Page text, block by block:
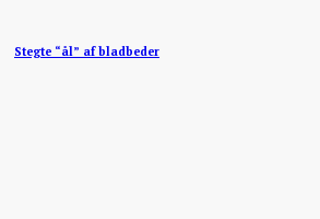
Stegte “ål” af bladbeder